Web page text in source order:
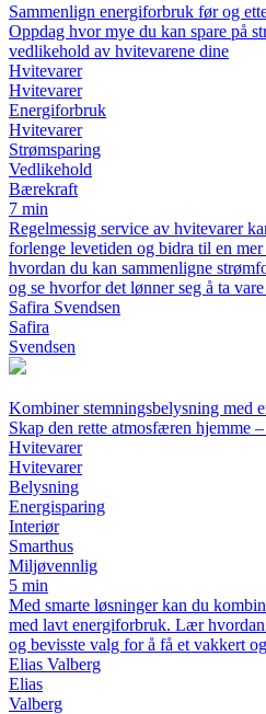
Sammenlign energiforbruk før og
Oppdag hvor mye du kan spare på
vedlikehold av hvitevarene dine
Hvitevarer
Hvitevarer
Energiforbruk
Hvitevarer
Strømsparing
Vedlikehold
Bærekraft
7 min
Regelmessig service av hvitevarer
forlenge levetiden og bidra til en
hvordan du kan sammenligne
og se hvorfor det lønner seg å ta vare
Safira Svendsen
Safira
Svendsen
Kombiner stemningsbelysning med
Skap den rette atmosfæren hjemme
Hvitevarer
Hvitevarer
Belysning
Energisparing
Interiør
Smarthus
Miljøvennlig
5 min
Med smarte løsninger kan du
med lavt energiforbruk. Lær
og bevisste valg for å få et vakkert
Elias Valberg
Elias
Valberg